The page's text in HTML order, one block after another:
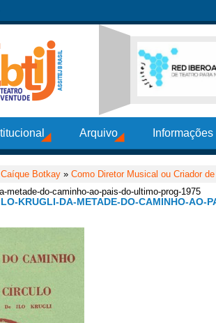
Arquivo
Caíque Botkay » Como Diretor Musical ou Criador
metade-do-caminho-ao-pais-do-ultimo-prog-1975
KRUGLI-DA-METADE-DO-CAMINHO-AO-